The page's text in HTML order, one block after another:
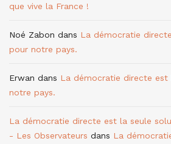
que vive la France !
Noé Zabon dans La démocratie
pour notre pays.
Erwan dans La démocratie directe
notre pays.
La démocratie directe est la seule
- Les Observateurs dans La